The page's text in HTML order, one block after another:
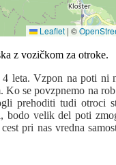
Leaflet | ©
leta. Vzpon na poti ni
se povzpnemo na
prehoditi tudi otroci
bodo velik del poti
pri nas vredna